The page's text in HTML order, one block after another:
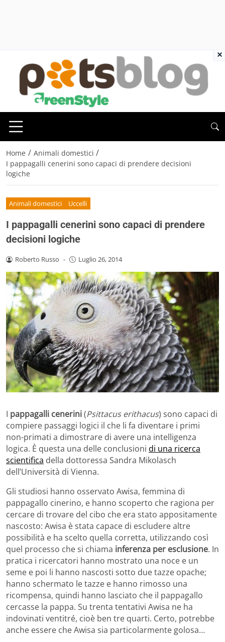
Home / Animali domestici /
I pappagalli cenerini sono capaci di prendere decisioni
logiche
Animali domestici Uccelli
I pappagalli cenerini sono capaci di prendere
decisioni logiche
Roberto Russo - Luglio 26, 2014
I pappagalli cenerini(Psittacus erithacus) sono capaci di
compiere passaggi logici il che li fa diventare i primi
non-primati a dimostrare di avere una intelligenza
logica. È questa una delle conclusioni di una ricerca
scientifica della dottoressa Sandra Mikolasch
dell’Università di Vienna.
Gli studiosi hanno osservato Awisa, femmina di
pappagallo cinerino, e hanno scoperto che ragiona per
cercare di trovare del cibo che era stato appositamente
nascosto: Awisa è stata capace di escludere altre
possibilità e ha scelto quella corretta, utilizzando così
quel processo che si chiama inferenza per esclusione. In
pratica i ricercatori hanno mostrato una noce e un
seme e poi li hanno nascosti sotto due tazze opache;
hanno schermato le tazze e hanno rimosso una
ricompensa, quindi hanno lasciato che il pappagallo
cercasse la pappa. Su trenta tentativi Awisa ne ha
indovinati ventitré, cioè ben tre quarti. Certo, potrebbe
anche essere che Awisa sia particolarmente golosa…
×